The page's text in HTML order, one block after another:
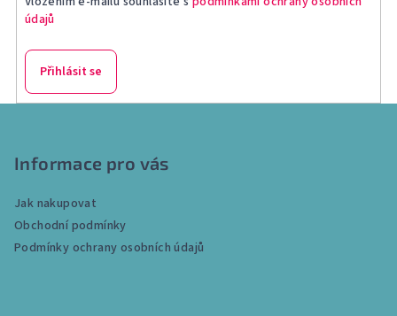
údajů
Přihlásit se
Informace pro vás
Jak nakupovat
Obchodní podmínky
Podmínky ochrany osobních údajů